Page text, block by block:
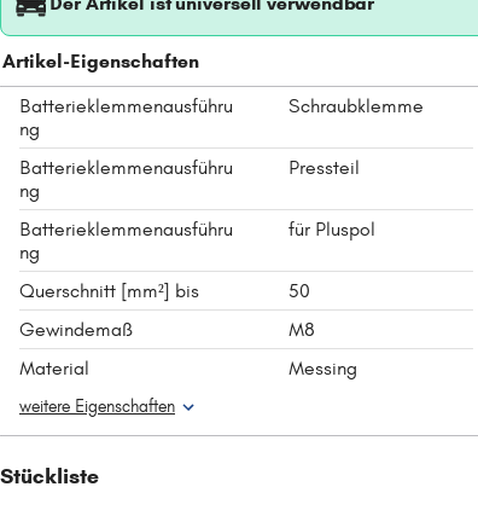
Artikel-Eigenschaften
Batterieklemmenausführu
ng
Schraubklemme
Batterieklemmenausführu
ng
Pressteil
Batterieklemmenausführu
ng
für Pluspol
Querschnitt [mm²] bis
50
Gewindemaß
M8
Material
Messing
weitere Eigenschaften
Stückliste